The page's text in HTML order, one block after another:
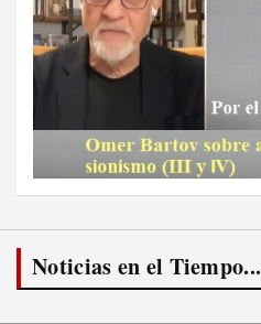
Noticias en el Tiempo...